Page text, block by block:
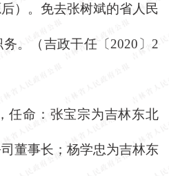
）。免去张树斌的省人民
。（吉政干任〔2020〕2
任命：张宝宗为吉林东北
董事长；杨学忠为吉林东